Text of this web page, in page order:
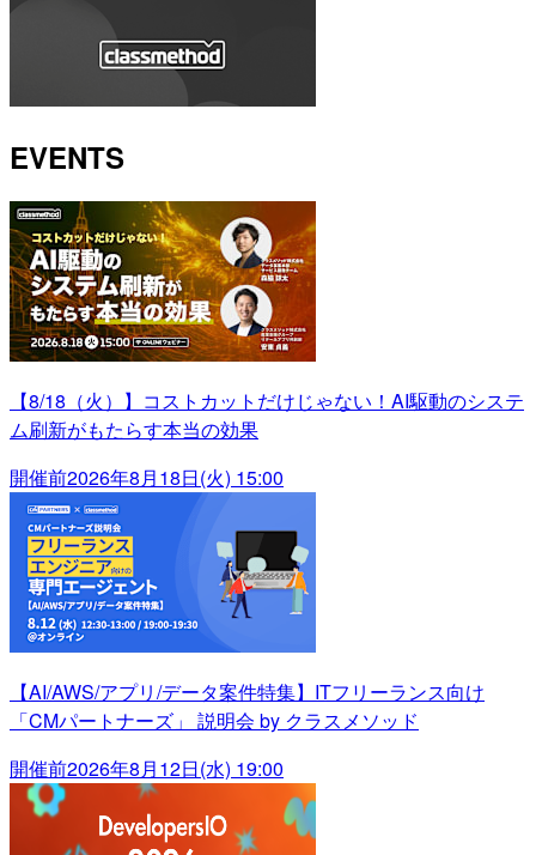
EVENTS
【8/18（火）】コストカットだけじゃない！AI駆動のシステ
ム刷新がもたらす本当の効果
開催前2026年8月18日(火) 15:00
【AI/AWS/アプリ/データ案件特集】ITフリーランス向け
「CMパートナーズ」 説明会 by クラスメソッド
開催前2026年8月12日(水) 19:00